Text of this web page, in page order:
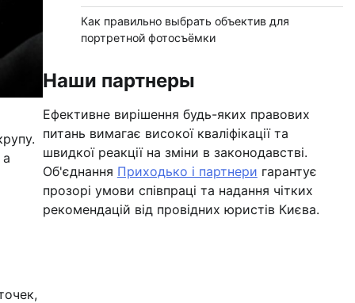
Как правильно выбрать объектив для
портретной фотосъёмки
Наши партнеры
Ефективне вирішення будь-яких правових
питань вимагає високої кваліфікації та
швидкої реакції на зміни в законодавстві.
Об'єднання Приходько і партнери гарантує
прозорі умови співпраці та надання чітких
рекомендацій від провідних юристів Києва.